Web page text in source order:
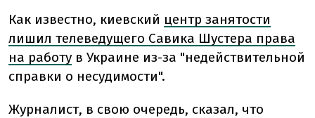
Как известно, киевский центр занятости
лишил телеведущего Савика Шустера права
на работу в Украине из-за "недействительной
справки о несудимости".
Журналист, в свою очередь, сказал, что